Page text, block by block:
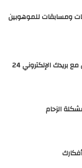
ومسابقات للموهوبين
جهاز يمكنك من التواصل مع بريدك الإلكتروني 24
الزحام